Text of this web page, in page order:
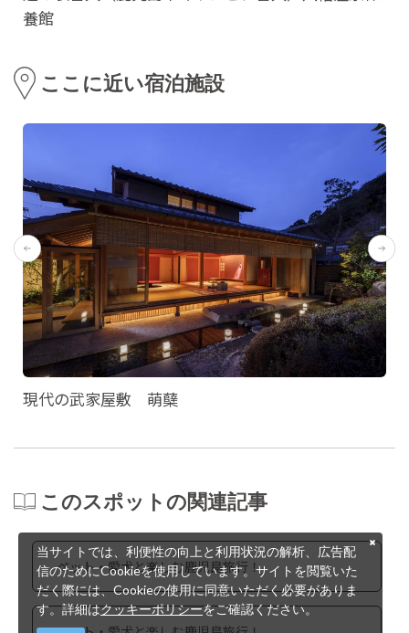
養館
ここに近い宿泊施設
現代の武家屋敷 萌蘖
このスポットの関連記事
ペット・愛犬と楽しむ鹿児島旅行！
当サイトでは、利便性の向上と利用状況の解析、広告配
信のためにCookieを使用しています。サイトを閲覧いた
だく際には、Cookieの使用に同意いただく必要がありま
す。詳細はクッキーポリシーをご確認ください。